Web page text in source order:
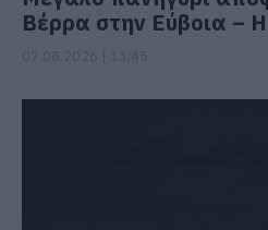
Βέρρα στην Εύβοια –